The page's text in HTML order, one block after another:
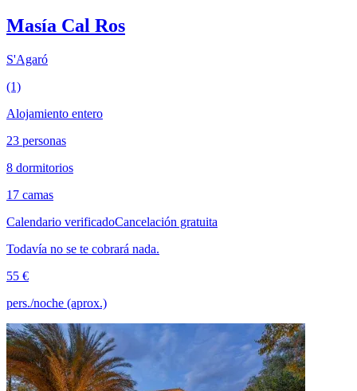
Masía Cal Ros
S'Agaró
(1)
Alojamiento entero
23 personas
8 dormitorios
17 camas
Calendario verificadoCancelación gratuita
Todavía no se te cobrará nada.
55 €
pers./noche (aprox.)